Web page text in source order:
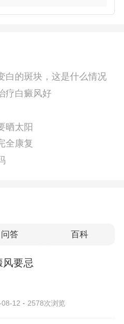
白的斑块，这是什么情况
疗白癜风好
晒太阳
全康复
问答 百科
风要忌
12 2578次浏览